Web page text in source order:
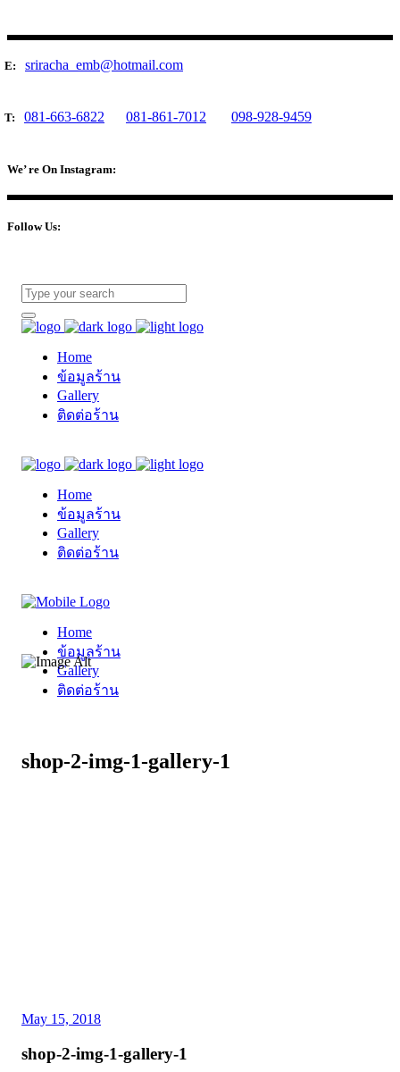
E: sriracha_emb@hotmail.com
T: 081-663-6822 081-861-7012 098-928-9459
We’ re On Instagram:
Follow Us:
Home
ข้อมูลร้าน
Gallery
ติดต่อร้าน
Home
ข้อมูลร้าน
Gallery
ติดต่อร้าน
Home
ข้อมูลร้าน
Gallery
ติดต่อร้าน
shop-2-img-1-gallery-1
May 15, 2018
shop-2-img-1-gallery-1